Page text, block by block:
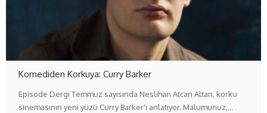
Komediden Korkuya: Curry Barker
Episode Dergi Temmuz sayısında Neslihan Atcan Altan, korku
sinemasının yeni yüzü Curry Barker'ı anlatıyor. Malumunuz,…